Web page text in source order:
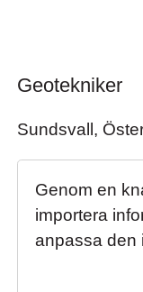
Geotekniker
Geotekniker
Sundsvall,
Genom en
importera
anpassa den